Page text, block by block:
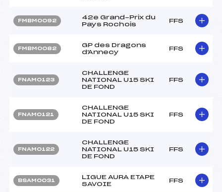
FMBM0092
42e Grand-Prix du
Pays Rochois
FFS
FMBM0082
GP des Dragons
d'Annecy
FFS
FNAM0123
CHALLENGE
NATIONAL U15 SKI
DE FOND
FFS
FNAM0121
CHALLENGE
NATIONAL U15 SKI
DE FOND
FFS
FNAM0122
CHALLENGE
NATIONAL U15 SKI
DE FOND
FFS
BSAM0031
LIGUE AURA ETAPE
SAVOIE
FFS